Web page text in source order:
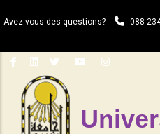
au
principal
Avez-vous des questions? 088-